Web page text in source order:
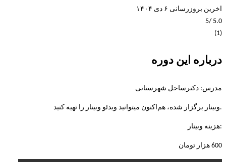
اخرین بروزرسانی ۶ دی ۱۴۰۴
5.0
/5
(1)
درباره این دوره
مدرس: دکترساحل شهرستانی
.وبینار برگزار شده، هم‌اکنون میتوانید ویدئو وبینار را تهیه کنید
:هزینه وبینار
600 هزار تومان